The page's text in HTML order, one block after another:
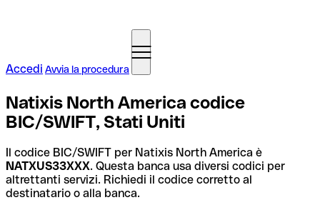
Accedi Avvia la procedura
Natixis North America codice
BIC/SWIFT, Stati Uniti
Il codice BIC/SWIFT per Natixis North America è
NATXUS33XXX. Questa banca usa diversi codici per
altrettanti servizi. Richiedi il codice corretto al
destinatario o alla banca.